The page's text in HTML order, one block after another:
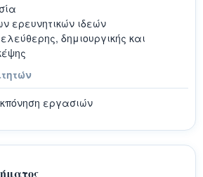
ερευνητικών ιδεών
δημιουργικής και
εργασιών